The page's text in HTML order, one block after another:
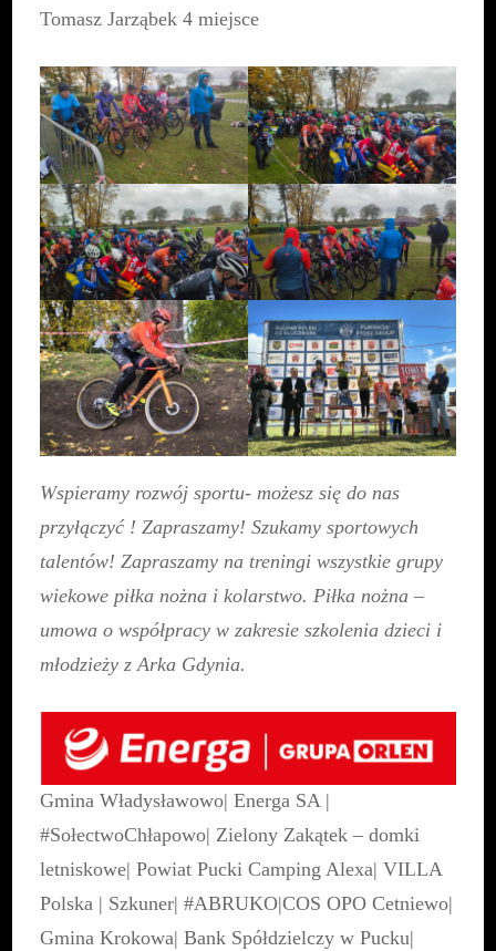
Tomasz Jarząbek 4 miejsce
Wspieramy rozwój sportu- możesz się do nas
przyłączyć ! Zapraszamy! Szukamy sportowych
talentów! Zapraszamy na treningi wszystkie grupy
wiekowe piłka nożna i kolarstwo. Piłka nożna –
umowa o współpracy w zakresie szkolenia dzieci i
młodzieży zArka Gdynia.
Gmina Władysławowo|Energa SA|
#SołectwoChłapowo| Zielony Zakątek – domki
letniskowe|Powiat Pucki Camping Alexa|VILLA
Polska | Szkuner|#ABRUKO|COS OPO Cetniewo|
Gmina Krokowa|Bank Spółdzielczy w Pucku|